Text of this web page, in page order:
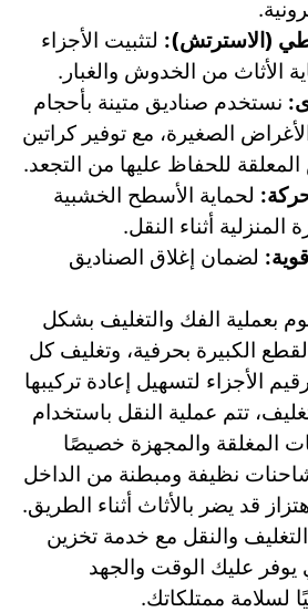
(الاسترتش): لتثبيت الأجزاء
الأثاث من الخدوش والغبار.
نستخدم صناديق متينة بأحجام
الصغيرة، مع توفير كراتين
للحفاظ عليها من التجعد.
لحماية الأسطح الخشبية
المنزلية أثناء النقل.
لضمان إغلاق الصناديق
بعملية الفك والتغليف بشكل
الكبيرة بحرفية، وتغليف كل
الأجزاء لتسهيل إعادة تركيبها
تتم عملية النقل باستخدام
المغلقة والمجهزة خصيصًا
نظيفة ومبطنة من الداخل
قد يضر بالأثاث أثناء الطريق.
والنقل مع خدمة تخزين
عليك الوقت والجهد
لسلامة ممتلكاتك.